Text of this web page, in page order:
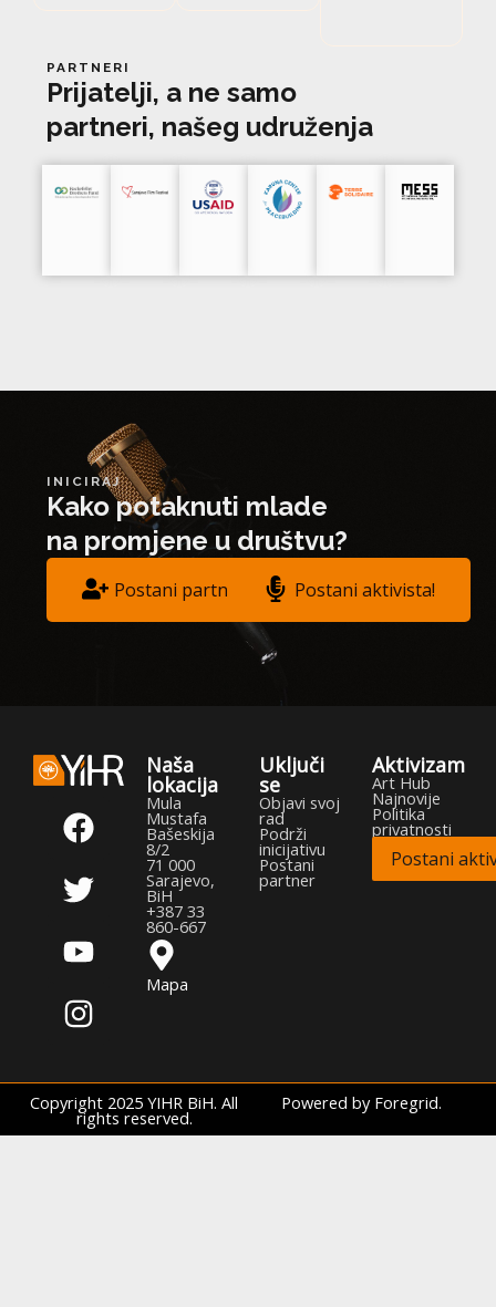
PARTNERI
Prijatelji, a ne samo
partneri, našeg udruženja
INICIRAJ
Kako potaknuti mlade
na promjene u društvu?
Postani partner! Postani aktivista!
F
a
c
e
b
o
o
k
T
w
i
t
t
e
r
Y
o
u
t
u
b
e
I
n
s
t
a
g
r
a
Naša
lokacija
Mula
Mustafa
Bašeskija
8/2
71 000
Sarajevo,
BiH
+387 33
860-667
Mapa
Uključi
se
Objavi svoj
rad
Podrži
inicijativu
Postani
partner
Aktivizam
Art Hub
Najnovije
Politika
privatnosti
Postani
Copyright 2025 YIHR BiH. All
rights reserved.
Powered by Foregrid.